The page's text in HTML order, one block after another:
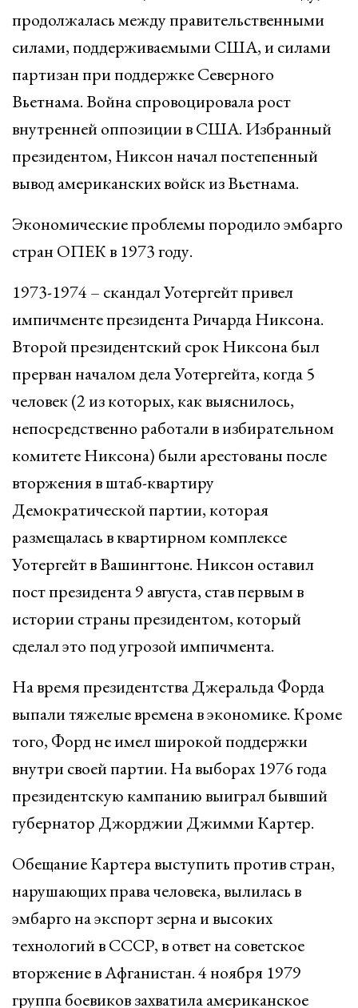
продолжалась между правительственными
силами, поддерживаемыми США, и силами
партизан при поддержке Северного
Вьетнама. Война спровоцировала рост
внутренней оппозиции в США. Избранный
президентом, Никсон начал постепенный
вывод американских войск из Вьетнама.
Экономические проблемы породило эмбарго
стран ОПЕК в 1973 году.
1973-1974 – скандал Уотергейт привел
импичменте президента Ричарда Никсона.
Второй президентский срок Никсона был
прерван началом дела Уотергейта, когда 5
человек (2 из которых, как выяснилось,
непосредственно работали в избирательном
комитете Никсона) были арестованы после
вторжения в штаб-квартиру
Демократической партии, которая
размещалась в квартирном комплексе
Уотергейт в Вашингтоне. Никсон оставил
пост президента 9 августа, став первым в
истории страны президентом, который
сделал это под угрозой импичмента.
На время президентства Джеральда Форда
выпали тяжелые времена в экономике. Кроме
того, Форд не имел широкой поддержки
внутри своей партии. На выборах 1976 года
президентскую кампанию выиграл бывший
губернатор Джорджии Джимми Картер.
Обещание Картера выступить против стран,
нарушающих права человека, вылилась в
эмбарго на экспорт зерна и высоких
технологий в СССР, в ответ на советское
вторжение в Афганистан. 4 ноября 1979
группа боевиков захватила американское